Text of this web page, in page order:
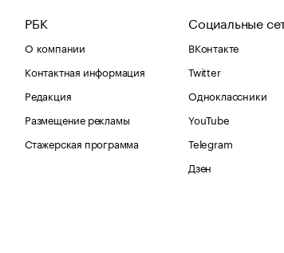
РБК
О компании
Контактная информация
Редакция
Размещение рекламы
Стажерская программа
Социальные
ВКонтакте
Twitter
Одноклассники
YouTube
Telegram
Дзен